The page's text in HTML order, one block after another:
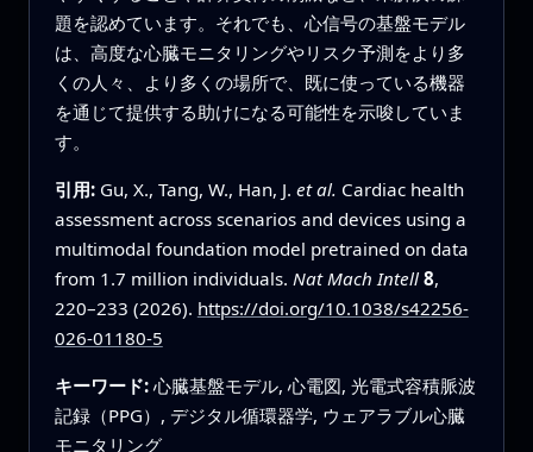
題を認めています。それでも、心信号の基盤モデル
は、高度な心臓モニタリングやリスク予測をより多
くの人々、より多くの場所で、既に使っている機器
を通じて提供する助けになる可能性を示唆していま
す。
引用: Gu, X., Tang, W., Han, J. et al. Cardiac health
assessment across scenarios and devices using a
multimodal foundation model pretrained on data
from 1.7 million individuals. Nat Mach Intell 8,
220–233 (2026). https://doi.org/10.1038/s42256-
026-01180-5
キーワード: 心臓基盤モデル, 心電図, 光電式容積脈波
記録（PPG）, デジタル循環器学, ウェアラブル心臓
モニタリング